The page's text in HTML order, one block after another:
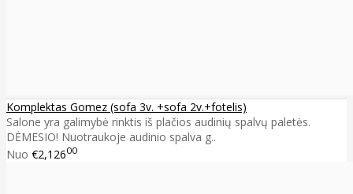
Komplektas Gomez (sofa 3v. +sofa 2v.+fotelis)
Salone yra galimybė rinktis iš plačios audinių spalvų paletės.
DĖMESIO! Nuotraukoje audinio spalva g..
Nuo €2,12600